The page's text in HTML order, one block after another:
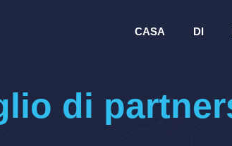
CASA DI
di